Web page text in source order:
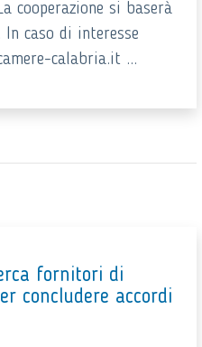
cooperazione si baserà
caso di interesse
calabria.it ...
fornitori di
concludere accordi